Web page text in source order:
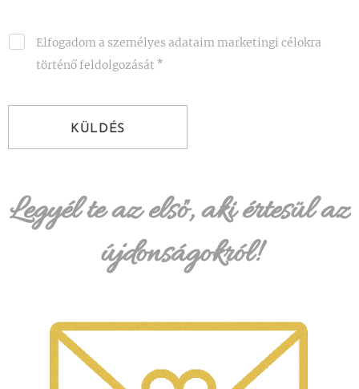
Elfogadom a személyes adataim marketingi célokra
történő feldolgozását
KÜLDÉS
Legyél te az első, aki értesül az
újdonságokról!